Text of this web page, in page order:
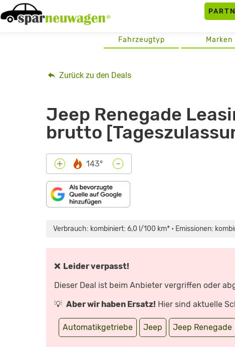
Skip
to
Marken
Fahrzeugtyp
Zurück zu den Deals
Jeep Renegade
brutto
+ 143° -
Verbrauch: kombiniert: 6,0 l/100 km* • Emissionen:
❌ Leider verpasst!
Dieser Deal ist beim Anbieter vergriffen oder
💡 Aber wir haben Ersatz! Hier sind aktuelle
Automatikgetriebe Jeep Jeep Renegade
4XE
PLUGIN-
EIN
ALLE
UND
SPORT“
YOUTUBE
ANZEIGEN